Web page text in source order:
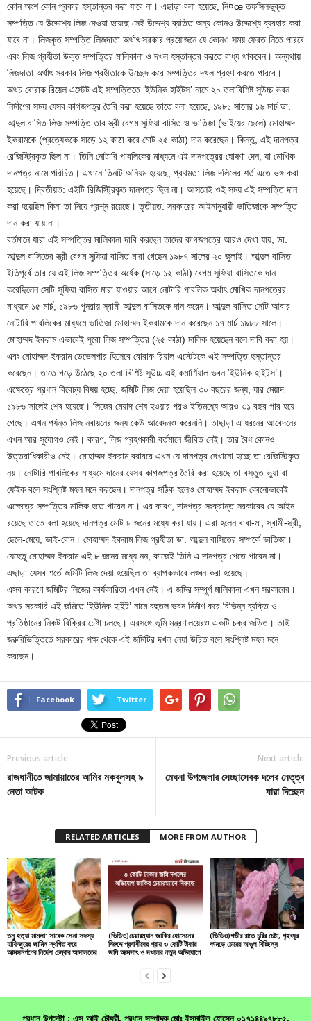
কোন অংশ কোন প্রকার হস্তান্তর করা যাবে না। এছাড়া বলা হয়েছে, নি¤œ তফসিলভুক্ত
সম্পত্তি যে উদ্দেশ্যে লিজ দেওয়া হয়েছে সেই উদ্দেশ্য ব্যতিত অন্য কোনও উদ্দেশ্যে ব্যবহার করা
যাবে না। লিজকৃত সম্পত্তি লিজদাতা অর্থাৎ সরকার প্রয়োজনে যে কোনও সময় ফেরত নিতে পারবে
এবং লিজ গ্রহীতা উক্ত সম্পত্তির মালিকানা ও দখল হস্তান্তর করতে বাধ্য থাকবেন। অন্যথায়
লিজদাতা অর্থাৎ সরকার লিজ গ্রহীতাকে উচ্ছেদ করে সম্পত্তির দখল গ্রহণ করতে পারবে।
অথচ বোরাক রিয়েল এস্টেট এই সম্পত্তিতে ‘ইউনিক হাইটস’ নামে ২০ তলাবিশিষ্ট সুউচ্চ ভবন
নির্মাণের সময় যেসব কাগজপত্র তৈরি করা হয়েছে তাতে বলা হয়েছে, ১৯৮১ সালের ১৬ মার্চ ডা.
আব্দুল বাসিত লিজ সম্পত্তি তার স্ত্রী বেগম সুফিয়া বাসিত ও ভাতিজা (ভাইয়ের ছেলে) মোহাম্মদ
ইকরামকে (প্রত্যেককে সাড়ে ১২ কাঠা করে মোট ২৫ কাঠা) দান করেছেন। কিন্তু, এই দানপত্র
রেজিস্ট্রিকৃত ছিল না। তিনি নোটারি পাবলিকের মাধ্যমে এই দানপত্রের ঘোষণা দেন, যা মৌখিক
দানপত্র নামে পরিচিত। এখানে তিনটি অনিয়ম হয়েছে, প্রথমত: লিজ দলিলের শর্ত এতে ভঙ্গ করা
হয়েছে। দ্বিতীয়ত: এইটি রিজিস্ট্রিকৃত দানপত্র ছিল না। আসলেই ওই সময় এই সম্পত্তি দান
করা হয়েছিল কিনা তা নিয়ে প্রশ্ন রয়েছে। তৃতীয়ত: সরকারের আইনানুযায়ী ভাতিজাকে সম্পত্তি
দান করা যায় না।
বর্তমানে যারা এই সম্পত্তির মালিকানা দাবি করছেন তাদের কাগজপত্রে আরও দেখা যায়, ডা.
আব্দুল বাসিতের স্ত্রী বেগম সুফিয়া বাসিত মারা গেছেন ১৯৮৭ সালের ২০ জুলাই। আব্দুল বাসিত
ইতিপূর্বে তার যে এই লিজ সম্পত্তির অর্ধেক (সাড়ে ১২ কাঠা) বেগম সুফিয়া বাসিতকে দান
করেছিলেন সেটি সুফিয়া বাসিত মারা যাওয়ার আগে নোটারি পাবলিক অর্থাৎ মোখিক দানপত্রের
মাধ্যমে ১৫ মার্চ, ১৯৮৬ পুনরায় স্বামী আব্দুল বাসিতকে দান করেন। আব্দুল বাসিত সেটি আবার
নোটারি পাবলিকের মাধ্যমে ভাতিজা মোহাম্মদ ইকরামকে দান করেছেন ১৭ মার্চ ১৯৮৮ সালে।
মোহাম্মদ ইকরাম এভাবেই পুরো লিজ সম্পত্তির (২৫ কাঠা) মালিক হয়েছেন বলে দাবি করা হয়।
এবং মোহাম্মদ ইকরাম ডেভেলপার হিসেবে বোরাক রিয়াল এস্টেটকে এই সম্পত্তি হস্তান্তর
করেছেন। তাতে গড়ে উঠেছে ২০ তলা বিশিষ্ট সুউচ্চ এই কমার্শিয়াল ভবন ‘ইউনিক হাইটস’।
এক্ষেত্রে প্রধান বিবেচ্য বিষয় হচ্ছে, জমিটি লিজ দেয়া হয়েছিল ৩০ বছরের জন্য, যার মেয়াদ
১৯৮৬ সালেই শেষ হয়েছে। লিজের মেয়াদ শেষ হওয়ার পরও ইতিমধ্যে আরও ৩১ বছর পার হয়ে
গেছে। এখন পর্যন্ত লিজ নবায়নের জন্য কেউ আবেদনও করেননি। তাছাড়া এ ধরনের আবেদনের
এখন আর সুযোগও নেই। কারণ, লিজ গ্রহণকারী বর্তমানে জীবিত নেই। তার বৈধ কোনও
উত্তরাধিকারীও নেই। মোহাম্মদ ইকরাম বরাবরে এখন যে দানপত্র দেখানো হচ্ছে তা রেজিস্টিকৃত
নয়। নোটারি পাবলিকের মাধ্যমে দানের যেসব কাগজপত্র তৈরি করা হয়েছে তা বস্তুত ভুয়া বা
ফেইক বলে সংশ্লিষ্ট মহল মনে করছেন। দানপত্র সঠিক হলেও মোহাম্মদ ইকরাম কোনোভাবেই
এক্ষেত্রে সম্পত্তির মালিক হতে পারেন না। এর কারণ, দানপত্র সংক্রান্ত সরকারের যে আইন
রয়েছে তাতে বলা হয়েছে দানপত্র মোট ৮ জনের মধ্যে করা যায়। এরা হলেন বাবা-মা, স্বামী-স্ত্রী,
ছেলে-মেয়ে, ভাই-বোন। মোহাম্মদ ইকরাম লিজ গ্রহীতা ডা. আব্দুল বাসিতের সম্পর্কে ভাতিজা।
যেহেতু মোহাম্মদ ইকরাম এই ৮ জনের মধ্যে নন, কাজেই তিনি এ দানপত্র পেতে পারেন না।
এছাড়া যেসব শর্তে জমিটি লিজ দেয়া হয়েছিল তা ব্যাপকভাবে লঙ্ঘন করা হয়েছে।
এসব কারণে জমিটির লিজের কার্যকারিতা এখন নেই। এ জমির সম্পূর্ণ মালিকানা এখন সরকারের।
অথচ সরকারি এই জমিতে ‘ইউনিক হাইট’ নামে বহুতল ভবন নির্মাণ করে বিভিন্ন ব্যক্তি ও
প্রতিষ্ঠানের নিকট বিক্রির চেষ্টা চলছে। এরসঙ্গে ভূমি মন্ত্রণালয়েরও একটি চক্র জড়িত। তাই
জরুরিভিত্তিতে সরকারের পক্ষ থেকে এই জমিটির দখল নেয়া উচিত বলে সংশ্লিষ্ট মহল মনে
করছেন।
Facebook Twitter
Previous article
রাজধানীতে জামায়াতের আমির মকবুলসহ ৯
নেতা আটক
Next article
মেঘনা উপজেলার সেচ্ছাসেবক দলের নেতৃত্ব
যারা দিচ্ছেন
RELATED ARTICLES MORE FROM AUTHOR
তনু হত্যা মামলা: সাবেক সেনা সদস্য
হাফিজুরের জামিন স্থগিত করে
আত্মসমর্পণের নির্দেশ চেম্বার আদালতের
(ভিডিও)চেয়ারম্যান জাকির হোসেনের
বিরুদ্দে প্রবাসীদের প্রায় ৩ কোটি টাকার
জমি আত্মসাৎ ও দখলের নতুন অভিযোগে
(ভিডিও)গভীর রাতে চুরির চেষ্টা, গৃহবধূর
কামড়ে চোরের আঙুল বিচ্ছিন্ন
প্রধান উপদেষ্টা : এস আই চৌধুরী, প্রধান সম্পাদক মোঃ ইসমাইল হোসেন ০১৭১৪৪৯৭৮৮৫,